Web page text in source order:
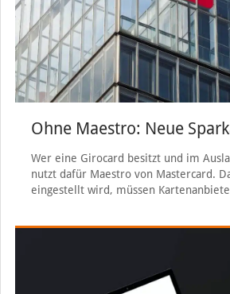
Ohne Maestro: Neue
Wer eine Girocard besitzt und im
nutzt dafür Maestro von Mastercard.
eingestellt wird, müssen